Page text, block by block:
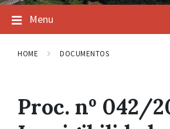
Menu
HOME DOCUMENTOS
Proc. nº 042/